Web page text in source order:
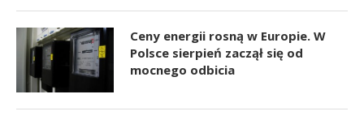
Ceny energii rosną w Europie. W
Polsce sierpień zaczął się od
mocnego odbicia